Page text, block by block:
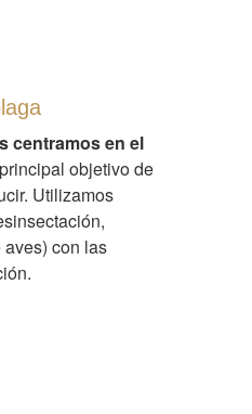
centramos en el
objetivo de
Utilizamos
con las